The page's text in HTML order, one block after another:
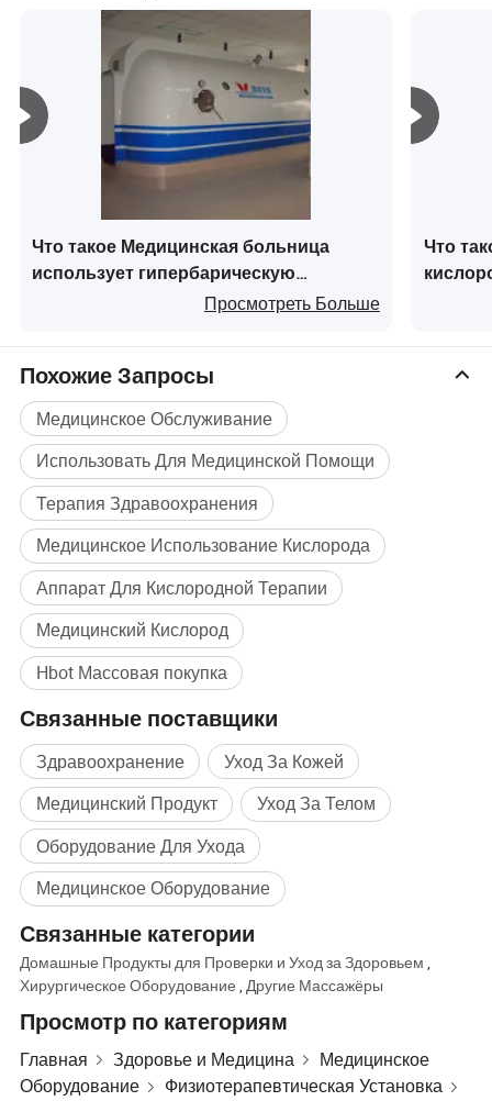
4. Ветеринарные гипербарические кислородные
5. Высота над уровнем моря умеренные
гипербарические кислородные камеры
6. Переносные гипербарические кислородные камеры
7. Гипербарическая / Гипобарическая
исследовательская палата
"Инновации в фокусе, ориентация на клиента" - это
наша вера в деятельность бизнеса, которая надеется
установить деловые отношения с партнерами по
Что такое Медицинская больница
использует гипербарическую
кислородную камеру, одностенную
для заживления ран
Просмотреть Больше
Что
Похожие Запросы
Медицинское Обслуживание
Использовать Для Медицинской Помощи
Терапия Здравоохранения
Медицинское Использование Кислорода
Аппарат Для Кислородной Терапии
Медицинский Кислород
Hbot Массовая покупка
Связанные поставщики
Здравоохранение
Уход За Кожей
Медицинский Продукт
Уход За Телом
Оборудование Для Ухода
Медицинское Оборудование
Связанные категории
Домашные Продукты для Проверки и Уход за Здоровьем
Хирургическое Оборудование Другие Массажёры
Просмотр по категориям
Главная Здоровье и Медицина
Медицинское
Оборудование
Физиотерапевтическая Установка